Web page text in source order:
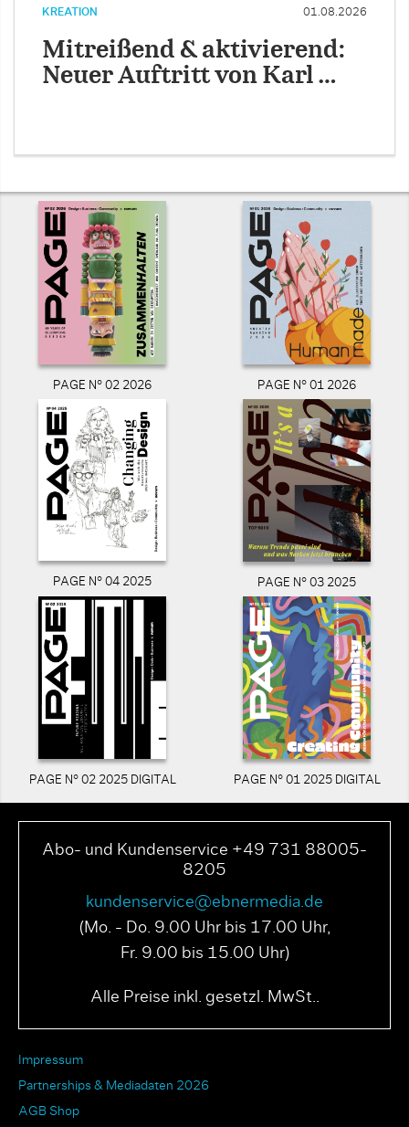
KREATION 01.08.2026
Mitreißend & aktivierend:
Neuer Auftritt von Karl …
PAGE N° 02 2026 PAGE N° 01 2026
PAGE N° 04 2025 PAGE N° 03 2025
PAGE N° 02 2025 DIGITAL PAGE N° 01 2025 DIGITAL
Abo- und Kundenservice +49 731 88005-
8205
kundenservice@ebnermedia.de
(Mo. - Do. 9.00 Uhr bis 17.00 Uhr,
Fr. 9.00 bis 15.00 Uhr)
Alle Preise inkl. gesetzl. MwSt..
Impressum
Partnerships & Mediadaten 2026
AGB Shop